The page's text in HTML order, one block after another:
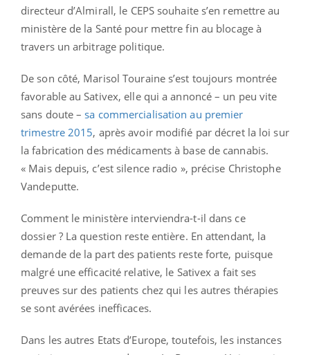
directeur d’Almirall, le CEPS souhaite s’en remettre au
ministère de la Santé pour mettre fin au blocage à
travers un arbitrage politique.
De son côté, Marisol Touraine s’est toujours montrée
favorable au Sativex, elle qui a annoncé – un peu vite
sans doute – sa commercialisation au premier
trimestre 2015, après avoir modifié par décret la loi sur
la fabrication des médicaments à base de cannabis.
« Mais depuis, c’est silence radio », précise Christophe
Vandeputte.
Comment le ministère interviendra-t-il dans ce
dossier ? La question reste entière. En attendant, la
demande de la part des patients reste forte, puisque
malgré une efficacité relative, le Sativex a fait ses
preuves sur des patients chez qui les autres thérapies
se sont avérées inefficaces.
Dans les autres Etats d’Europe, toutefois, les instances